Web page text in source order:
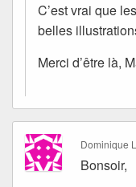
C’est vrai que
belles
Merci d’être là,
Dominique
Bonsoir,